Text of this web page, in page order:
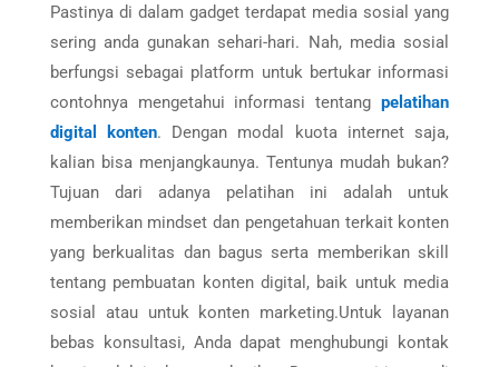
Pastinya di dalam gadget terdapat media sosial yang
sering anda gunakan sehari-hari. Nah, media sosial
berfungsi sebagai platform untuk bertukar informasi
contohnya mengetahui informasi tentang pelatihan
digital konten. Dengan modal kuota internet saja,
kalian bisa menjangkaunya. Tentunya mudah bukan?
Tujuan dari adanya pelatihan ini adalah untuk
memberikan mindset dan pengetahuan terkait konten
yang berkualitas dan bagus serta memberikan skill
tentang pembuatan konten digital, baik untuk media
sosial atau untuk konten marketing.Untuk layanan
bebas konsultasi, Anda dapat menghubungi kontak